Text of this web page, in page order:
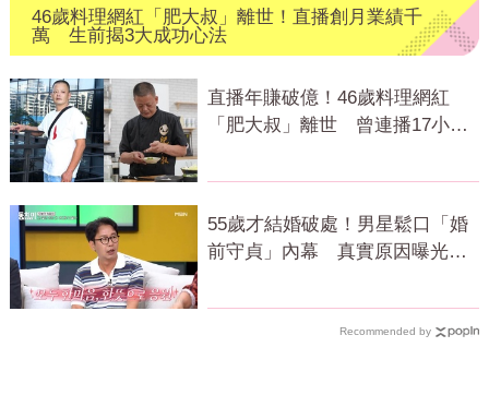
46歲料理網紅「肥大叔」離世！直播創月業績千
萬 生前揭3大成功心法
直播年賺破億！46歲料理網紅
「肥大叔」離世 曾連播17小時
55歲才結婚破處！男星鬆口「婚
前守貞」內幕 真實原因曝光全
Recommended by